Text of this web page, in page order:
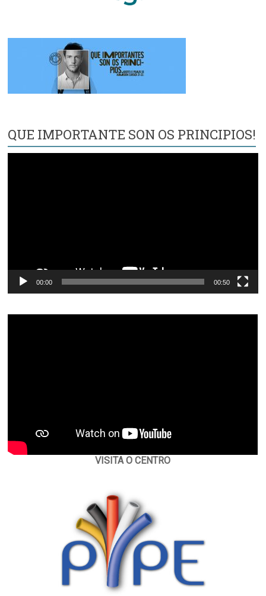
QUE IMPORTANTE SON OS PRINCIPIOS!
00:00 00:50
VISITA O CENTRO